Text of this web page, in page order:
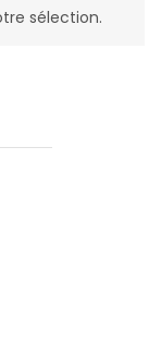
sélection.